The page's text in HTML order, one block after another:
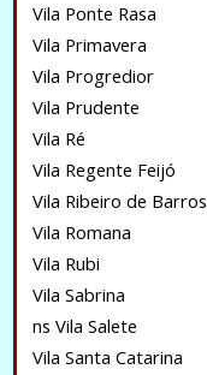
Vila Ponte Rasa
Vila Primavera
Vila Progredior
Vila Prudente
Vila Ré
Vila Regente Feijó
Vila Ribeiro de Barros
Vila Romana
Vila Rubi
Vila Sabrina
ns Vila Salete
Vila Santa Catarina